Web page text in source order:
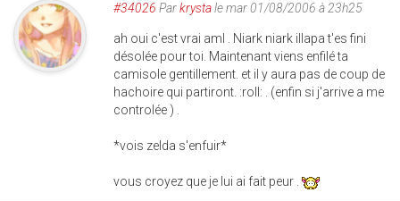
#34026 Parkrystale mar 01/08/2006 à 23h25
ah oui c'est vrai aml . Niark niark illapa t'es fini
désolée pour toi. Maintenant viens enfilé ta
camisole gentillement. et il y aura pas de coup de
hachoire qui partiront. :roll: . (enfin si j'arrive a me
controlée ) .
*vois zelda s'enfuir*
vous croyez que je lui ai fait peur .